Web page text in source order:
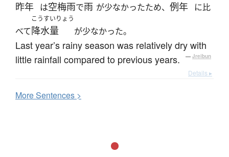
昨年 は空梅雨で雨 が少なかったため、 例年 に比
べて
こうすいりょう
降水量 が少なかった。
Last year’s rainy season was relatively dry with
little rainfall compared to previous years.
— Jreibun
Details ▸
MoreSentences >